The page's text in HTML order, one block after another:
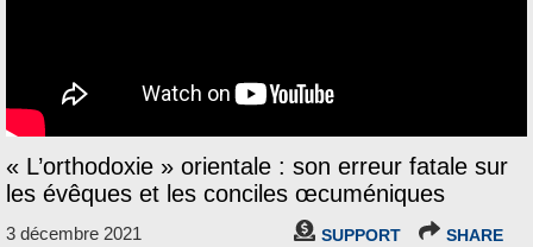
« L’orthodoxie » orientale : son erreur fatale sur
les évêques et les conciles œcuméniques
3 décembre 2021 SUPPORT SHARE